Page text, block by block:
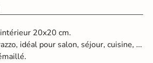
20x20 cm.
idéal pour salon, séjour, cuisine, ...